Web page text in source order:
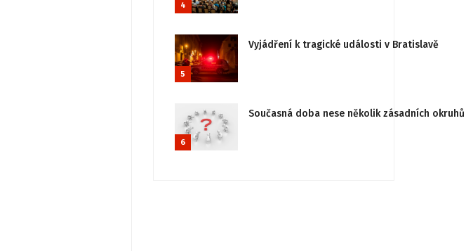
4
5
Vyjádření k tragické události v Bratislavě
6
Současná doba nese několik zásadních